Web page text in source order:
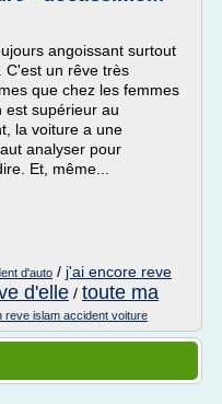
angoissant surtout
C'est un rêve très
que chez les femmes
est supérieur au
la voiture a une
analyser pour
Et, même...
d'auto / j'ai encore reve
d'elle / toute ma
reve islam accident voiture